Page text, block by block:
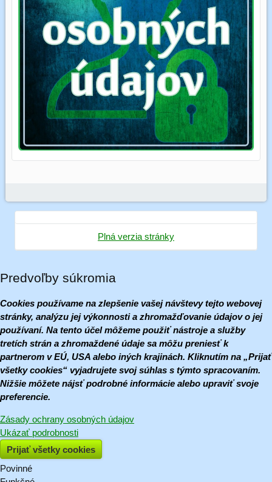
Plná verzia stránky
Predvoľby súkromia
Cookies používame na zlepšenie vašej návštevy tejto webovej
stránky, analýzu jej výkonnosti a zhromažďovanie údajov o jej
používaní. Na tento účel môžeme použiť nástroje a služby
tretích strán a zhromaždené údaje sa môžu preniesť k
partnerom v EÚ, USA alebo iných krajinách. Kliknutím na „Prijať
všetky cookies“ vyjadrujete svoj súhlas s týmto spracovaním.
Nižšie môžete nájsť podrobné informácie alebo upraviť svoje
preferencie.
Zásady ochrany osobných údajov
Ukázať podrobnosti
Prijať všetky cookies
Povinné